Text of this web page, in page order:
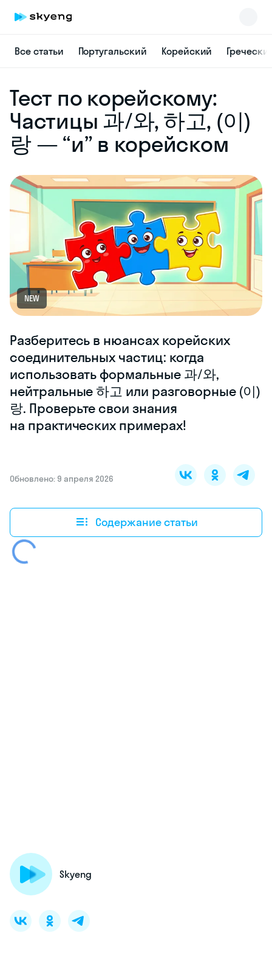
Все статьи Португальский Корейский
Тест по корейскому:
Частицы 과/와, 하고, (이)
랑 — “и” в корейском
NEW
Разберитесь в нюансах корейских
соединительных частиц: когда
использовать формальные 과/와,
нейтральные 하고 или разговорные (이)
랑. Проверьте свои знания
на практических примерах!
Обновлено: 9 апреля 2026
Содержание статьи
Skyeng
online